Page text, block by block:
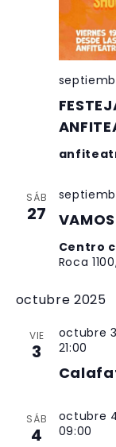
SÁB
27
Centro
Roca
octubre 2025
VIE
3
octubre
21:00
SÁB
4
octubre
09:00